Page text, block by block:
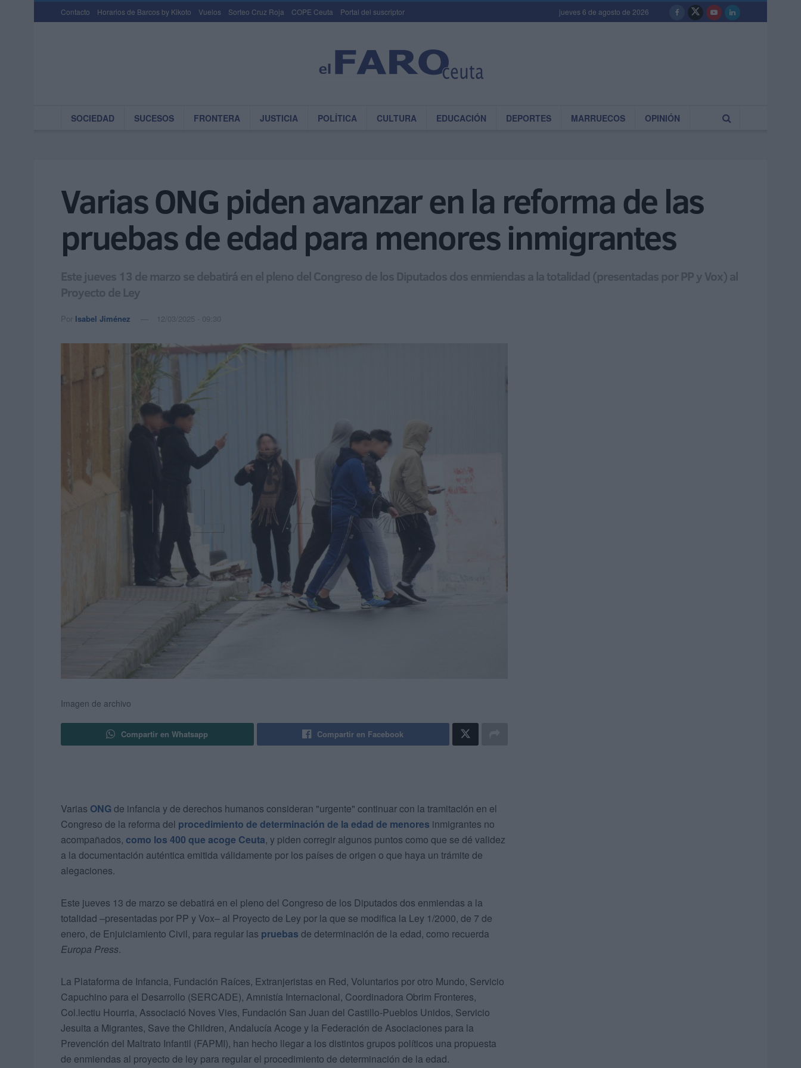
Contacto Horarios de Barcos by Kikoto Vuelos Sorteo Cruz Roja COPE Ceuta Portal del suscriptor jueves 6 de agosto de 2026
SOCIEDAD SUCESOS FRONTERA JUSTICIA POLÍTICA CULTURA EDUCACIÓN DEPORTES MARRUECOS OPINIÓN
Varias ONG piden avanzar en la reforma de las
pruebas de edad para menores inmigrantes
Este jueves 13 de marzo se debatirá en el pleno del Congreso de los Diputados dos enmiendas a la totalidad (presentadas por PP y Vox) al
Proyecto de Ley
Por Isabel Jiménez 12/03/2025 - 09:30
Imagen de archivo
Compartir en Whatsapp Compartir en Facebook
Varias ONG de infancia y de derechos humanos consideran "urgente" continuar con la tramitación en el
Congreso de la reforma del procedimiento de determinación de la edad de menores inmigrantes no
acompañados, como los 400 que acoge Ceuta, y piden corregir algunos puntos como que se dé validez
a la documentación auténtica emitida válidamente por los países de origen o que haya un trámite de
alegaciones.
Este jueves 13 de marzo se debatirá en el pleno del Congreso de los Diputados dos enmiendas a la
totalidad –presentadas por PP y Vox– al Proyecto de Ley por la que se modifica la Ley 1/2000, de 7 de
enero, de Enjuiciamiento Civil, para regular las pruebas de determinación de la edad, como recuerda
Europa Press.
La Plataforma de Infancia, Fundación Raíces, Extranjeristas en Red, Voluntarios por otro Mundo, Servicio
Capuchino para el Desarrollo (SERCADE), Amnistía Internacional, Coordinadora Obrim Fronteres,
Col.lectiu Hourria, Associació Noves Vies, Fundación San Juan del Castillo-Pueblos Unidos, Servicio
Jesuita a Migrantes, Save the Children, Andalucía Acoge y la Federación de Asociaciones para la
Prevención del Maltrato Infantil (FAPMI), han hecho llegar a los distintos grupos políticos una propuesta
de enmiendas al proyecto de ley para regular el procedimiento de determinación de la edad.